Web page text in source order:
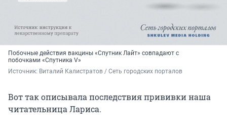
Побочные действия вакцины «Спутник Лайт» совпадают с
побочками «Спутника V»
Источник: Виталий Калистратов / Сеть городских порталов
Вот так описывала последствия прививки наша
читательница Лариса.